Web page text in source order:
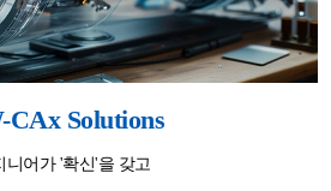
CAx Solutions
니어가 '확신'을 갖고